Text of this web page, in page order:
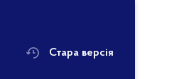
Стара версія